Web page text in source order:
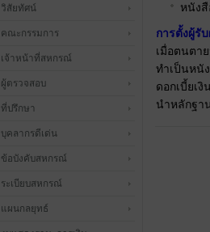
หนัง
การตั้งผู้รั
เมื่อตนตา
ทำเป็นหนั
ดอกเบี้ยเ
นำหลักฐา
วิสัยทัศน์
คณะกรรมการ
เจ้าหน้าที่สหกรณ์
ผู้ตรวจสอบ
ที่ปรึกษา
บุคลากรดีเด่น
ข้อบังคับสหกรณ์
ระเบียบสหกรณ์
แผนกลยุทธ์